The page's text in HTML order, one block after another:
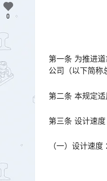
第一条 为推进
公司（以下简称
第二条 本规定
第三条 设计速
（一）设计速
0